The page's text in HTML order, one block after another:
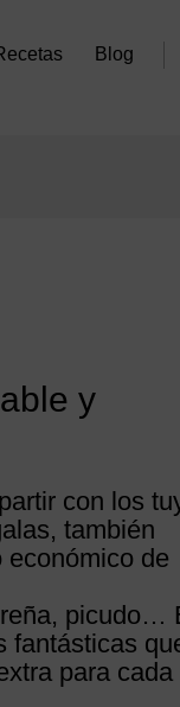
Blog
y
con los
también
de
picudo…
fantásticas
para cada